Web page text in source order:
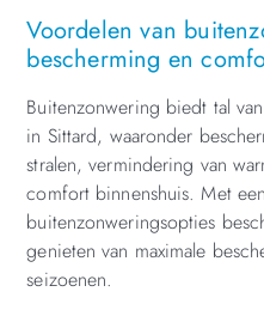
Voordelen van
bescherming en
Buitenzonwering biedt tal
in Sittard, waaronder
stralen, vermindering van
comfort binnenshuis. Met
buitenzonweringsopties
genieten van maximale
seizoenen.